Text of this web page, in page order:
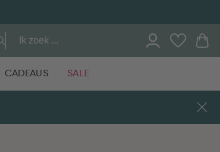
CADEAUS SALE